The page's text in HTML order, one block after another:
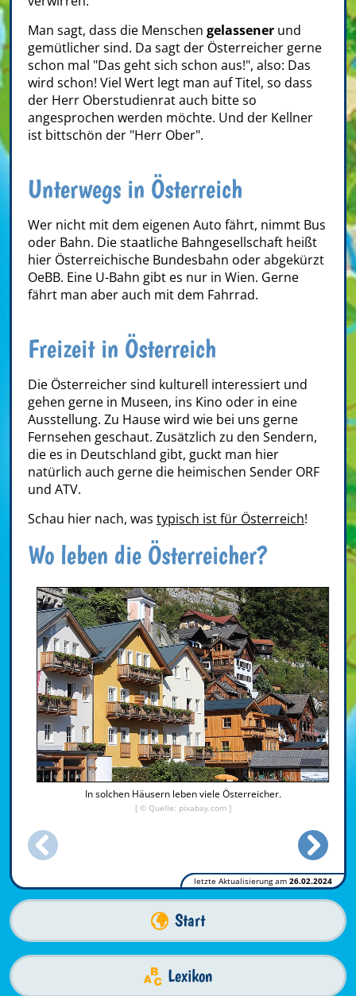
Man sagt, dass die Menschen gelassener und
gemütlicher sind. Da sagt der Österreicher gerne
schon mal "Das geht sich schon aus!", also: Das
wird schon! Viel Wert legt man auf Titel, so dass
der Herr Oberstudienrat auch bitte so
angesprochen werden möchte. Und der Kellner
ist bittschön der "Herr Ober".
Unterwegs in Österreich
Wer nicht mit dem eigenen Auto fährt, nimmt Bus
oder Bahn. Die staatliche Bahngesellschaft heißt
hier Österreichische Bundesbahn oder abgekürzt
OeBB. Eine U-Bahn gibt es nur in Wien. Gerne
fährt man aber auch mit dem Fahrrad.
Freizeit in Österreich
Die Österreicher sind kulturell interessiert und
gehen gerne in Museen, ins Kino oder in eine
Ausstellung. Zu Hause wird wie bei uns gerne
Fernsehen geschaut. Zusätzlich zu den Sendern,
die es in Deutschland gibt, guckt man hier
natürlich auch gerne die heimischen Sender ORF
und ATV.
Schau hier nach, was typisch ist für Österreich!
Wo leben die Österreicher?
In solchen Häusern leben viele Österreicher.
[ © Quelle: pixabay.com ]
letzte Aktualisierung am 26.02.2024
Start
Lexikon